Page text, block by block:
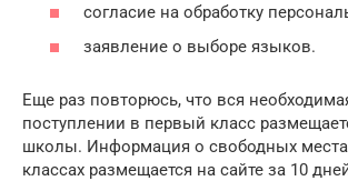
согласие на обработку
заявление о выборе языков.
Еще раз повторюсь, что вся
поступлении в первый класс
школы. Информация о свободных
классах размещается на сайте за 10